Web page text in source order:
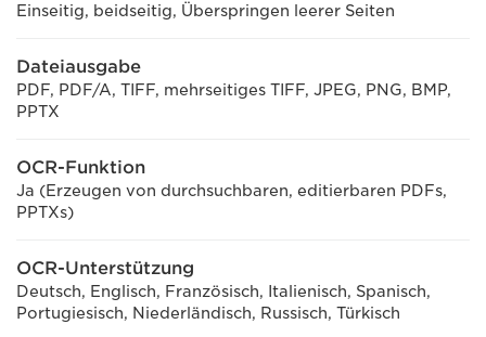
Einseitig, beidseitig, Überspringen leerer Seiten
Dateiausgabe
PDF, PDF/A, TIFF, mehrseitiges TIFF, JPEG, PNG, BMP,
PPTX
OCR-Funktion
Ja (Erzeugen von durchsuchbaren, editierbaren PDFs,
PPTXs)
OCR-Unterstützung
Deutsch, Englisch, Französisch, Italienisch, Spanisch,
Portugiesisch, Niederländisch, Russisch, Türkisch